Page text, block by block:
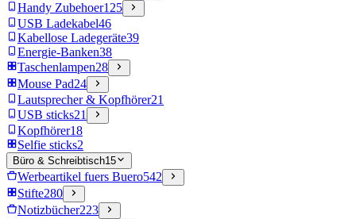
Handy Zubehoer125
USB Ladekabel46
Kabellose Ladegeräte39
Energie-Banken38
Taschenlampen28
Mouse Pad24
Lautsprecher & Kopfhörer21
USB sticks21
Kopfhörer18
Selfie sticks2
Büro & Schreibtisch15
Werbeartikel fuers Buero542
Stifte280
Notizbücher223